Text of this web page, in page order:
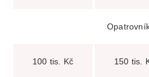
100 tis. Kč 150 tis.